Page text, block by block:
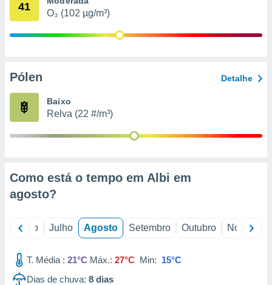
estudos
41
O₃ (102 µg/m³)
Pólen Detalhe
Baixo
Relva (22 #/m³)
Como está o tempo em Albi em
agosto?
Junho Julho Agosto Setembro Outubro Novembro
T. Média : 21°C Máx.: 27°C Min: 15°C
Dias de chuva: 8 dias